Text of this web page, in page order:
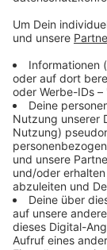
Fällungen
Bäume
Anzeige
Betroffene
Anzeige
Aufgefallen
und auf dem
siebzehn